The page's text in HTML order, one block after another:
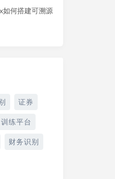
如何搭建可溯源
证券
训练平台
财务识别